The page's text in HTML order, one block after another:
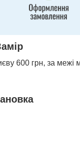
600 грн, за